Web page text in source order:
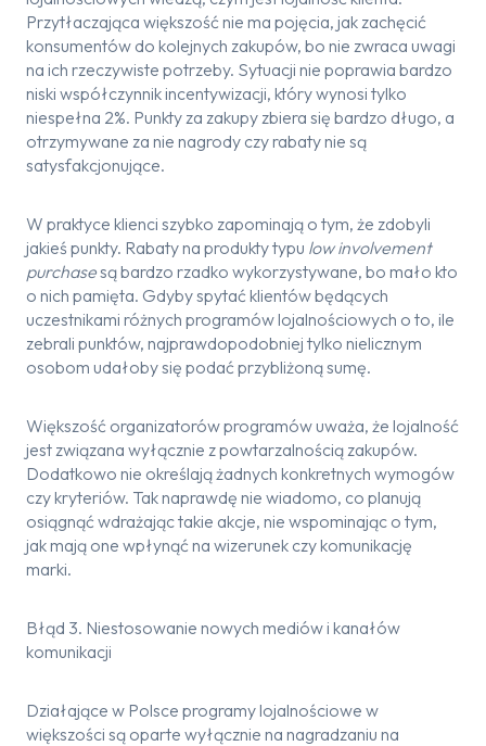
Przytłaczająca większość nie ma pojęcia, jak zachęcić
konsumentów do kolejnych zakupów, bo nie zwraca uwagi
na ich rzeczywiste potrzeby. Sytuacji nie poprawia bardzo
niski współczynnik incentywizacji, który wynosi tylko
niespełna 2%. Punkty za zakupy zbiera się bardzo długo, a
otrzymywane za nie nagrody czy rabaty nie są
satysfakcjonujące.
W praktyce klienci szybko zapominają o tym, że zdobyli
jakieś punkty. Rabaty na produkty typu low involvement
purchasesą bardzo rzadko wykorzystywane, bo mało kto
o nich pamięta. Gdyby spytać klientów będących
uczestnikami różnych programów lojalnościowych o to, ile
zebrali punktów, najprawdopodobniej tylko nielicznym
osobom udałoby się podać przybliżoną sumę.
Większość organizatorów programów uważa, że lojalność
jest związana wyłącznie z powtarzalnością zakupów.
Dodatkowo nie określają żadnych konkretnych wymogów
czy kryteriów. Tak naprawdę nie wiadomo, co planują
osiągnąć wdrażając takie akcje, nie wspominając o tym,
jak mają one wpłynąć na wizerunek czy komunikację
marki.
Błąd 3. Niestosowanie nowych mediów i kanałów
komunikacji
Działające w Polsce programy lojalnościowe w
większości są oparte wyłącznie na nagradzaniu na